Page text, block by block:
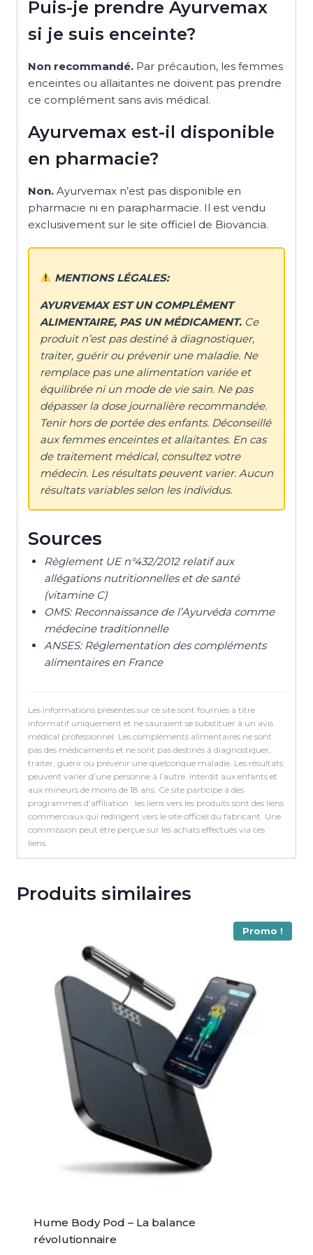
Puis-je prendre Ayurvemax
si je suis enceinte?
Non recommandé. Par précaution, les femmes
enceintes ou allaitantes ne doivent pas prendre
ce complément sans avis médical.
Ayurvemax est-il disponible
en pharmacie?
Non. Ayurvemax n’est pas disponible en
pharmacie ni en parapharmacie. Il est vendu
exclusivement sur le site officiel de Biovancia.
MENTIONS LÉGALES:
AYURVEMAX EST UN COMPLÉMENT
ALIMENTAIRE, PAS UN MÉDICAMENT. Ce
produit n’est pas destiné à diagnostiquer,
traiter, guérir ou prévenir une maladie. Ne
remplace pas une alimentation variée et
équilibrée ni un mode de vie sain. Ne pas
dépasser la dose journalière recommandée.
Tenir hors de portée des enfants. Déconseillé
aux femmes enceintes et allaitantes. En cas
de traitement médical, consultez votre
médecin. Les résultats peuvent varier. Aucun
résultats variables selon les individus.
Sources
Règlement UE n°432/2012 relatif aux
allégations nutritionnelles et de santé
(vitamine C)
OMS: Reconnaissance de l’Ayurvéda comme
médecine traditionnelle
ANSES: Réglementation des compléments
alimentaires en France
Les informations présentes sur ce site sont fournies à titre
informatif uniquement et ne sauraient se substituer à un avis
médical professionnel. Les compléments alimentaires ne sont
pas des médicaments et ne sont pas destinés à diagnostiquer,
traiter, guérir ou prévenir une quelconque maladie. Les résultats
peuvent varier d’une personne à l’autre. Interdit aux enfants et
aux mineurs de moins de 18 ans. Ce site participe à des
programmes d’affiliation : les liens vers les produits sont des liens
commerciaux qui redirigent vers le site officiel du fabricant. Une
commission peut être perçue sur les achats effectués via ces
liens.
Produits similaires
Promo !
Hume Body Pod – La balance
révolutionnaire